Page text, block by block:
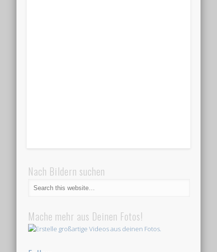
Nach Bildern suchen
Mache mehr aus Deinen Fotos!